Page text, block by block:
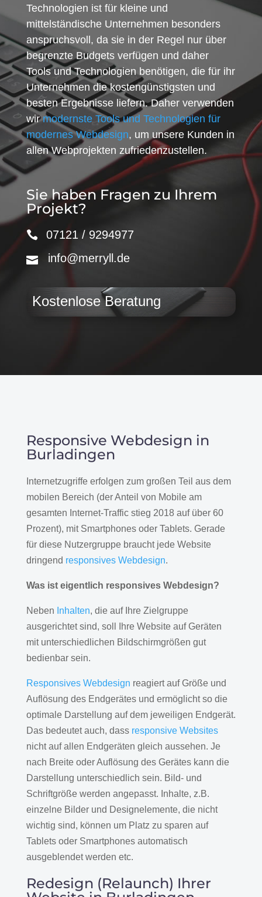
Technologien ist für kleine und
mittelständische Unternehmen besonders
anspruchsvoll, da sie in der Regel nur über
begrenzte Budgets verfügen und daher
Tools und Technologien benötigen, die für ihr
Unternehmen die kostengünstigsten und
besten Ergebnisse liefern. Daher verwenden
wirmodernste Tools und Technologien für
modernes Webdesign, um unsere Kunden in
allen Webprojekten zufriedenzustellen.
Sie haben Fragen zu Ihrem
Projekt?
07121 / 9294977
info@merryll.de
Kostenlose Beratung
Responsive Webdesign in
Burladingen
Internetzugriffe erfolgen zum großen Teil aus dem
mobilen Bereich (der Anteil von Mobile am
gesamten Internet-Traffic stieg 2018 auf über 60
Prozent), mit Smartphones oder Tablets. Gerade
für diese Nutzergruppe braucht jede Website
dringend responsives Webdesign.
Was ist eigentlich responsives Webdesign?
Neben Inhalten, die auf Ihre Zielgruppe
ausgerichtet sind, soll Ihre Website auf Geräten
mit unterschiedlichen Bildschirmgrößen gut
bedienbar sein.
Responsives Webdesign reagiert auf Größe und
Auflösung des Endgerätes und ermöglicht so die
optimale Darstellung auf dem jeweiligen Endgerät.
Das bedeutet auch, dass responsive Websites
nicht auf allen Endgeräten gleich aussehen. Je
nach Breite oder Auflösung des Gerätes kann die
Darstellung unterschiedlich sein. Bild- und
Schriftgröße werden angepasst. Inhalte, z.B.
einzelne Bilder und Designelemente, die nicht
wichtig sind, können um Platz zu sparen auf
Tablets oder Smartphones automatisch
ausgeblendet werden etc.
Redesign (Relaunch) Ihrer